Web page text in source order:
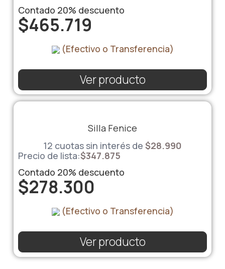
Contado 20% descuento
$465.719
(Efectivo o Transferencia)
Ver producto
Silla Fenice
12 cuotas sin interés de $28.990
Precio de lista:$347.875
Contado 20% descuento
$278.300
(Efectivo o Transferencia)
Ver producto